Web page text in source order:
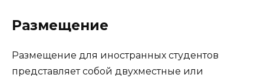
Размещение
Размещение для иностранных студентов
представляет собой двухместные или